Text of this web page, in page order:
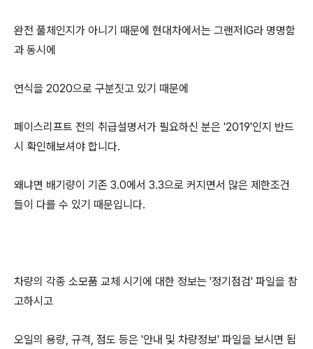
완전 풀체인지가 아니기 때문에 현대차에서는 그랜저IG라 명명함
과 동시에
연식을 2020으로 구분짓고 있기 때문에
페이스리프트 전의 취급설명서가 필요하신 분은 '2019'인지 반드
시 확인해보셔야 합니다.
왜냐면 배기량이 기존 3.0에서 3.3으로 커지면서 많은 제한조건
들이 다를 수 있기 때문입니다.
차량의 각종 소모품 교체 시기에 대한 정보는 '정기점검' 파일을 참
고하시고
오일의 용량, 규격, 점도 등은 '안내 및 차량정보' 파일을 보시면 됩